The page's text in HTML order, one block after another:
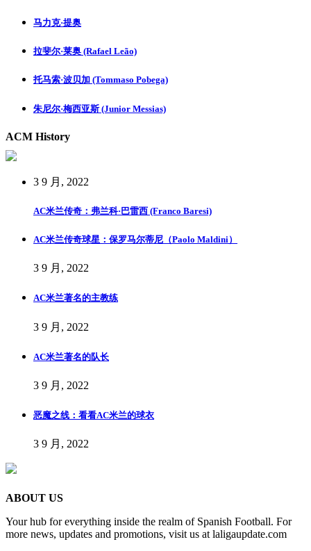
马力克·提奥
拉斐尔·莱奥 (Rafael Leão)
托马索·波贝加 (Tommaso Pobega)
朱尼尔·梅西亚斯 (Junior Messias)
ACM History
3 9 月, 2022
AC米兰传奇：弗兰科·巴雷西 (Franco Baresi)
AC米兰传奇球星：保罗马尔蒂尼（Paolo Maldini）
3 9 月, 2022
AC米兰著名的主教练
3 9 月, 2022
AC米兰著名的队长
3 9 月, 2022
恶魔之线：看看AC米兰的球衣
3 9 月, 2022
ABOUT US
Your hub for everything inside the realm of Spanish Football. For
more news, updates and promotions, visit us at laligaupdate.com